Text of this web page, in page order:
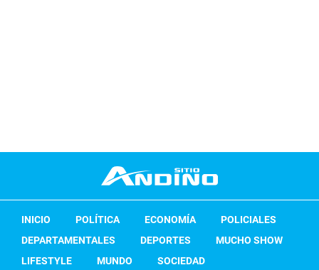
INICIO POLÍTICA ECONOMÍA
POLICIALES
DEPARTAMENTALES
DEPORTES
MUCHO SHOW
LIFESTYLE
MUNDO SOCIEDAD